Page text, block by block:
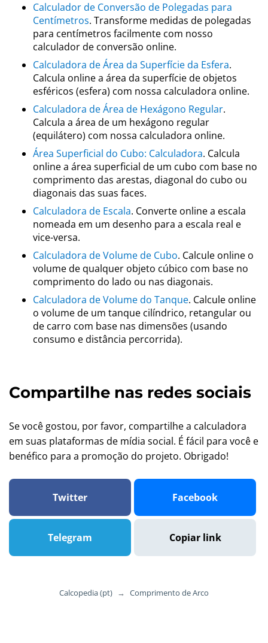
Calculador de Conversão de Polegadas para
Centímetros. Transforme medidas de polegadas
para centímetros facilmente com nosso
calculador de conversão online.
Calculadora de Área da Superfície da Esfera.
Calcula online a área da superfície de objetos
esféricos (esfera) com nossa calculadora online.
Calculadora de Área de Hexágono Regular.
Calcula a área de um hexágono regular
(equilátero) com nossa calculadora online.
Área Superficial do Cubo: Calculadora. Calcula
online a área superficial de um cubo com base no
comprimento das arestas, diagonal do cubo ou
diagonais das suas faces.
Calculadora de Escala. Converte online a escala
nomeada em um desenho para a escala real e
vice-versa.
Calculadora de Volume de Cubo. Calcule online o
volume de qualquer objeto cúbico com base no
comprimento do lado ou nas diagonais.
Calculadora de Volume do Tanque. Calcule online
o volume de um tanque cilíndrico, retangular ou
de carro com base nas dimensões (usando
consumo e distância percorrida).
Compartilhe nas redes sociais
Se você gostou, por favor, compartilhe a calculadora
em suas plataformas de mídia social. É fácil para você e
benéfico para a promoção do projeto. Obrigado!
Twitter Facebook
Telegram Copiar link
Calcopedia (pt) → Comprimento de Arco